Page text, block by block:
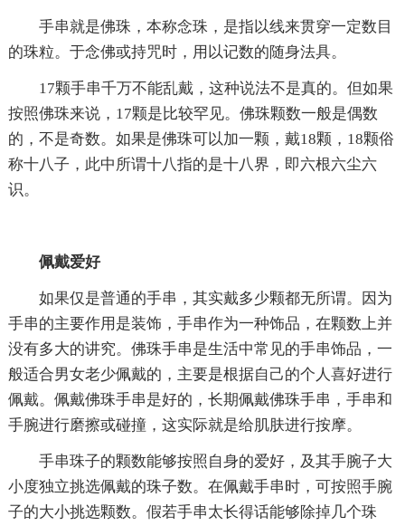
手串就是佛珠，本称念珠，是指以线来贯穿一定数目
的珠粒。于念佛或持咒时，用以记数的随身法具。
17颗手串千万不能乱戴，这种说法不是真的。但如果
按照佛珠来说，17颗是比较罕见。佛珠颗数一般是偶数
的，不是奇数。如果是佛珠可以加一颗，戴18颗，18颗俗
称十八子，此中所谓十八指的是十八界，即六根六尘六
识。
佩戴爱好
如果仅是普通的手串，其实戴多少颗都无所谓。因为
手串的主要作用是装饰，手串作为一种饰品，在颗数上并
没有多大的讲究。佛珠手串是生活中常见的手串饰品，一
般适合男女老少佩戴的，主要是根据自己的个人喜好进行
佩戴。佩戴佛珠手串是好的，长期佩戴佛珠手串，手串和
手腕进行磨擦或碰撞，这实际就是给肌肤进行按摩。
手串珠子的颗数能够按照自身的爱好，及其手腕子大
小度独立挑选佩戴的珠子数。在佩戴手串时，可按照手腕
子的大小挑选颗数。假若手串太长得话能够除掉几个珠